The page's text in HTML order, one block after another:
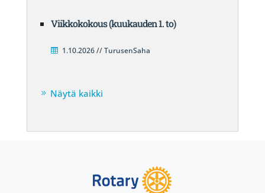
Viikkokokous (kuukauden 1. to)
1.10.2026 // TurusenSaha
Näytä kaikki